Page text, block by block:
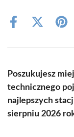
Share
Share
(Twitter)
Poszukujesz
technicznego
najlepszych
sierpniu 2026